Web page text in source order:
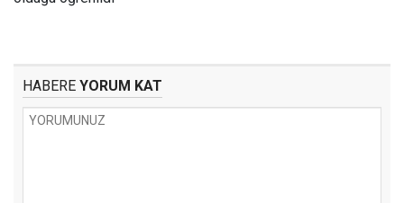
HABERE YORUM KAT